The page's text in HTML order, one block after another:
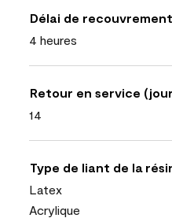
Délai de recouvrement
4 heures
Retour en service
14
Type de liant de la
Latex
Acrylique